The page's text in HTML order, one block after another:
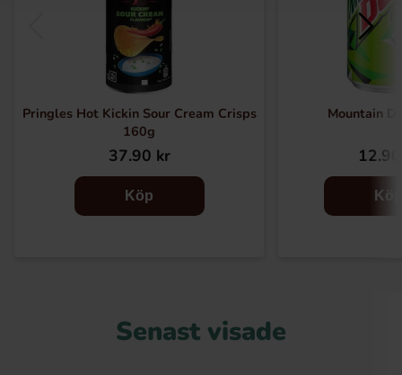
Pringles Hot Kickin Sour Cream Crisps
160g
37.90 kr
Köp
Mountain
Köp
Senast visade